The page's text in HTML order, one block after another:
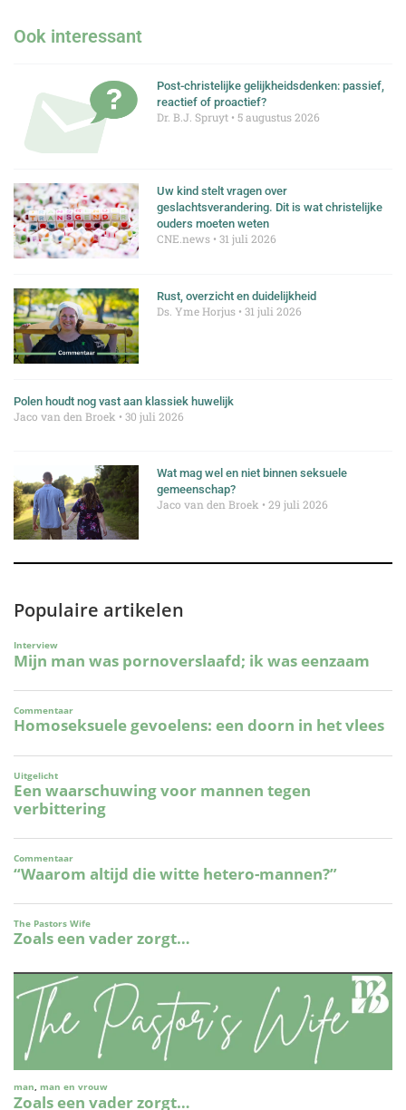
Ook interessant
Post-christelijke gelijkheidsdenken: passief,
reactief of proactief?
Dr. B.J. Spruyt 5 augustus 2026
Uw kind stelt vragen over
geslachtsverandering. Dit is wat christelijke
ouders moeten weten
CNE.news 31 juli 2026
Rust, overzicht en duidelijkheid
Ds. Yme Horjus 31 juli 2026
Polen houdt nog vast aan klassiek huwelijk
Jaco van den Broek 30 juli 2026
Wat mag wel en niet binnen seksuele
gemeenschap?
Jaco van den Broek 29 juli 2026
Populaire artikelen